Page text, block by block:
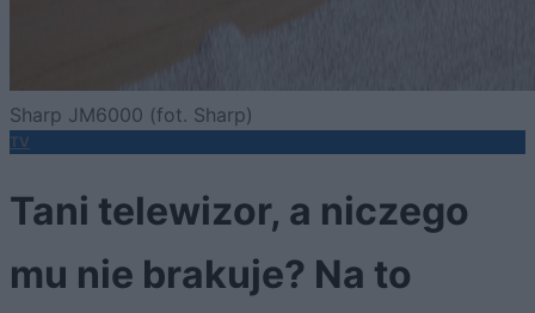
Sharp JM6000 (fot. Sharp)
TV
Tani telewizor, a niczego
mu nie brakuje? Na to